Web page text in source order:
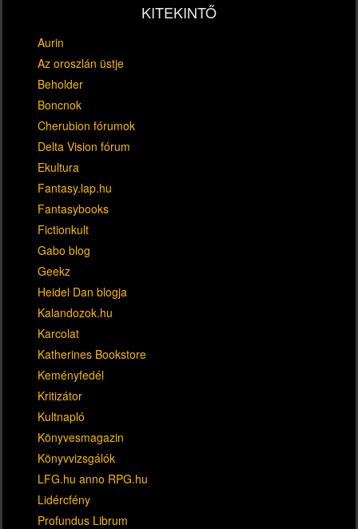
KITEKINTŐ
Aurin
Az oroszlán üstje
Beholder
Boncnok
Cherubion fórumok
Delta Vision fórum
Ekultura
Fantasy.lap.hu
Fantasybooks
Fictionkult
Gabo blog
Geekz
Heidel Dan blogja
Kalandozok.hu
Karcolat
Katherines Bookstore
Keményfedél
Kritizátor
Kultnapló
Könyvesmagazin
Könyvvizsgálók
LFG.hu anno RPG.hu
Lidércfény
Profundus Librum